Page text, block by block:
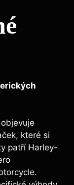
které si
patří Harley-